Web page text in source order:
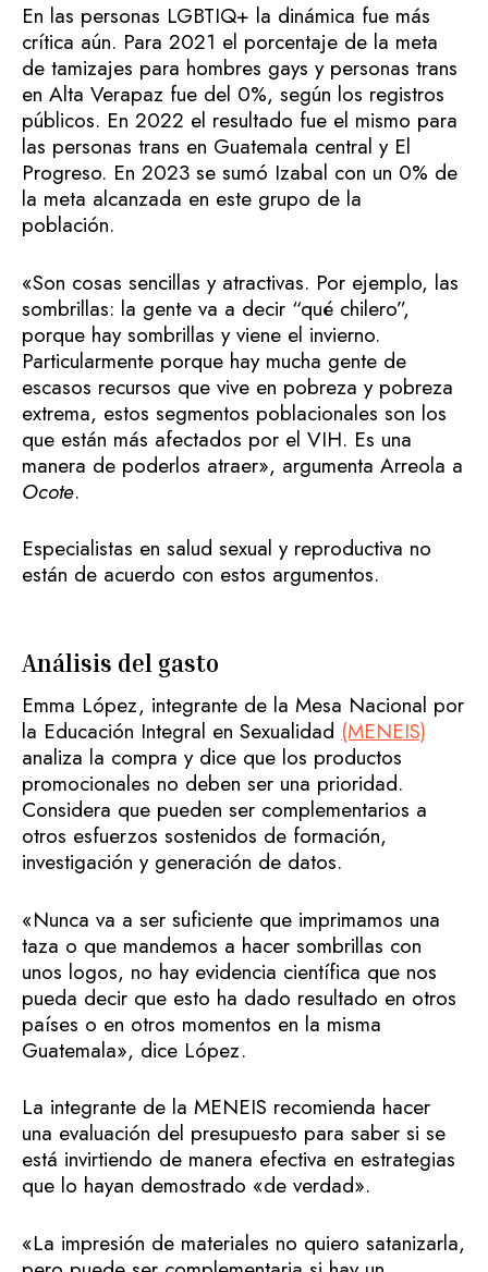
En las personas LGBTIQ+ la dinámica fue más
crítica aún. Para 2021 el porcentaje de la meta
de tamizajes para hombres gays y personas trans
en Alta Verapaz fue del 0%, según los registros
públicos. En 2022 el resultado fue el mismo para
las personas trans en Guatemala central y El
Progreso. En 2023 se sumó Izabal con un 0% de
la meta alcanzada en este grupo de la
población.
«Son cosas sencillas y atractivas. Por ejemplo, las
sombrillas: la gente va a decir “qué chilero”,
porque hay sombrillas y viene el invierno.
Particularmente porque hay mucha gente de
escasos recursos que vive en pobreza y pobreza
extrema, estos segmentos poblacionales son los
que están más afectados por el VIH. Es una
manera de poderlos atraer», argumenta Arreola a
Ocote.
Especialistas en salud sexual y reproductiva no
están de acuerdo con estos argumentos.
Análisis del gasto
Emma López, integrante de la Mesa Nacional por
la Educación Integral en Sexualidad (MENEIS)
analiza la compra y dice que los productos
promocionales no deben ser una prioridad.
Considera que pueden ser complementarios a
otros esfuerzos sostenidos de formación,
investigación y generación de datos.
«Nunca va a ser suficiente que imprimamos una
taza o que mandemos a hacer sombrillas con
unos logos, no hay evidencia científica que nos
pueda decir que esto ha dado resultado en otros
países o en otros momentos en la misma
Guatemala», dice López.
La integrante de la MENEIS recomienda hacer
una evaluación del presupuesto para saber si se
está invirtiendo de manera efectiva en estrategias
que lo hayan demostrado «de verdad».
«La impresión de materiales no quiero satanizarla,